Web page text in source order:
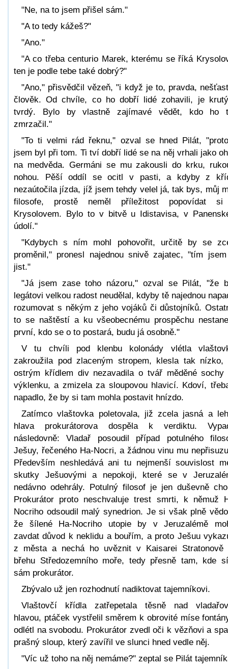
"Ne, na to jsem přišel sám."
"A to tedy kážeš?"
"Ano."
"A co třeba centurio Marek, kterému se říká
ten je podle tebe také dobrý?"
"Ano," přisvědčil vězeň, "i když je to, pravda,
člověk. Od chvíle, co ho dobří lidé zohavili, je
tvrdý. Bylo by vlastně zajímavé vědět, kdo ho
zmrzačil."
"To ti velmi rád řeknu," ozval se hned Pilát,
jsem byl při tom. Ti tví dobří lidé se na něj vrhali jako
na medvěda. Germáni se mu zakousli do krku,
nohou. Pěší oddíl se ocitl v pasti, a kdyby z
nezaútočila jízda, jíž jsem tehdy velel já, tak bys, můj
filosofe, prostě neměl příležitost popovídat
Krysolovem. Bylo to v bitvě u Idistavisa, v
údolí."
"Kdybych s ním mohl pohovořit, určitě by se
proměnil," pronesl najednou snivě zajatec, "tím
jist."
"Já jsem zase toho názoru," ozval se Pilát, "že
legátovi velkou radost neudělal, kdyby tě najednou
rozumovat s někým z jeho vojáků či důstojníků.
to se naštěstí a ku všeobecnému prospěchu
první, kdo se o to postará, budu já osobně."
V tu chvíli pod klenbu kolonády vlétla
zakroužila pod zlaceným stropem, klesla tak nízko,
ostrým křídlem div nezavadila o tvář měděné sochy
výklenku, a zmizela za sloupovou hlavicí. Kdoví,
napadlo, že by si tam mohla postavit hnízdo.
Zatímco vlaštovka poletovala, již zcela jasná a
hlava prokurátorova dospěla k verdiktu.
následovně: Vladař posoudil případ potulného
Ješuy, řečeného Ha-Nocri, a žádnou vinu mu
Především neshledává ani tu nejmenší souvislost
skutky Ješuovými a nepokoji, které se v
nedávno odehrály. Potulný filosof je jen duševně
Prokurátor proto neschvaluje trest smrti, k němuž
Nocriho odsoudil malý synedrion. Je si však plně
že šílené Ha-Nocriho utopie by v Jeruzalémě
zavdat důvod k neklidu a bouřím, a proto Ješuu
z města a nechá ho uvěznit v Kaisarei Stratonově
břehu Středozemního moře, tedy přesně tam, kde
sám prokurátor.
Zbývalo už jen rozhodnutí nadiktovat tajemníkovi.
Vlaštovčí křídla zatřepetala těsně nad
hlavou, ptáček vystřelil směrem k obrovité míse
odlétl na svobodu. Prokurátor zvedl oči k vězňovi a
prašný sloup, který zavířil ve slunci hned vedle něj.
"Víc už toho na něj nemáme?" zeptal se Pilát